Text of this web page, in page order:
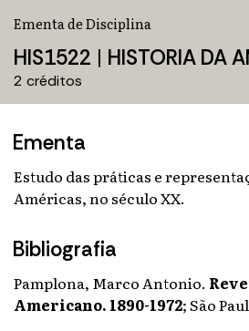
Ementa de Disciplina
HIS1522 | HISTORIA DA
2 créditos
Ementa
Estudo das práticas e
Américas, no século XX.
Bibliografia
Pamplona, Marco Antonio.
Americano. 1890-1972;São